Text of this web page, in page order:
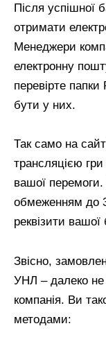
Після успішної
отримати
Менеджери
електронну
перевірте
бути у них.
Так само на
трансляцією
вашої
обмеженням до
реквізити вашої
Звісно,
УНЛ – далеко не
компанія. Ви
методами: